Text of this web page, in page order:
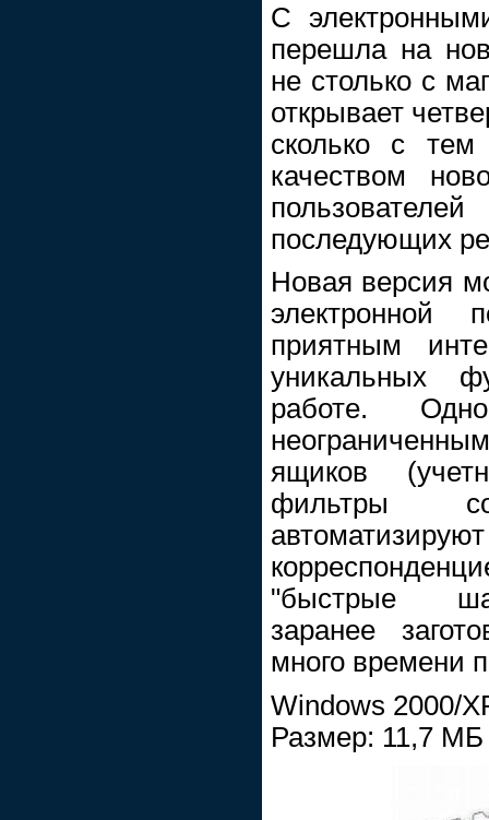
C
перешла на
не столько с
открывает
сколько с тем
качеством
последующих
Новая версия
приятным
уникальных
работе.
ящиков
фильтры
"быстрые
заранее
много времени
Windows 2000/
Размер: 11,7 МБ